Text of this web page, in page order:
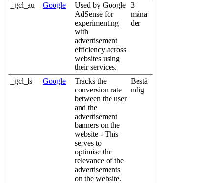
_gcl_au Google
Used by Google
AdSense for
experimenting
with
advertisement
efficiency across
websites using
their services.
3
måna
der
_gcl_ls Google
Tracks the
conversion rate
between the user
and the
advertisement
banners on the
website - This
serves to
optimise the
relevance of the
advertisements
on the website.
Bestä
ndig